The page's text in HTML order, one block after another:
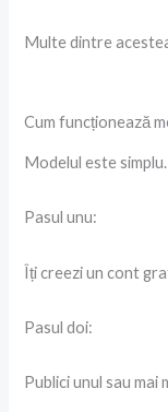
Multe dintre
Cum funcționează
Modelul este simplu.
Pasul unu:
Îți creezi un cont
Pasul doi:
Publici unul sau mai